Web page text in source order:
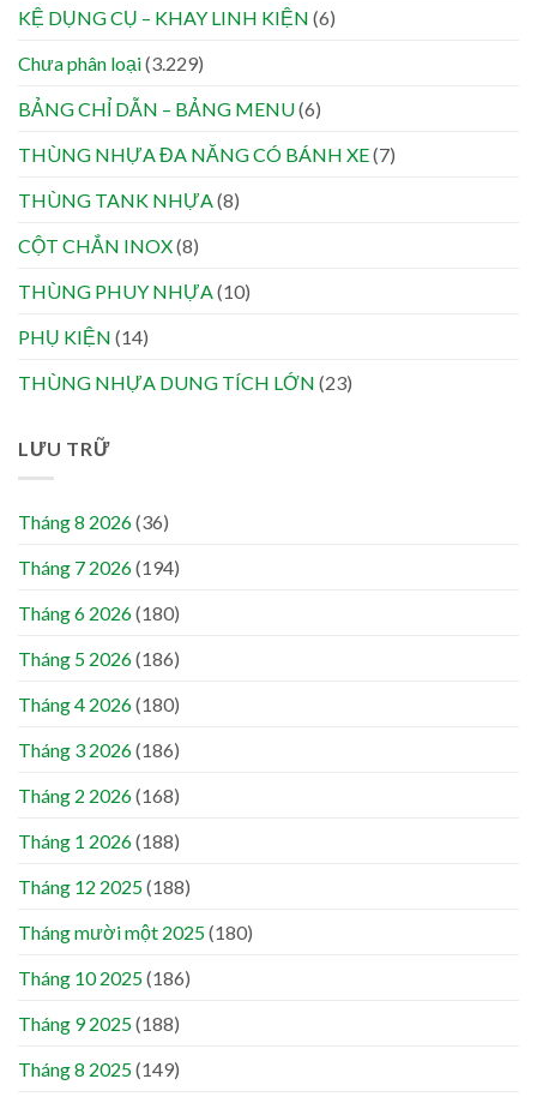
KỆ DỤNG CỤ – KHAY LINH KIỆN (6)
Chưa phân loại(3.229)
BẢNG CHỈ DẪN – BẢNG MENU(6)
THÙNG NHỰA ĐA NĂNG CÓ BÁNH XE(7)
THÙNG TANK NHỰA(8)
CỘT CHẮN INOX(8)
THÙNG PHUY NHỰA(10)
PHỤ KIỆN (14)
THÙNG NHỰA DUNG TÍCH LỚN (23)
LƯU TRỮ
Tháng 8 2026(36)
Tháng 7 2026(194)
Tháng 6 2026(180)
Tháng 5 2026(186)
Tháng 4 2026(180)
Tháng 3 2026(186)
Tháng 2 2026(168)
Tháng 1 2026(188)
Tháng 12 2025(188)
Tháng mười một 2025(180)
Tháng 10 2025(186)
Tháng 9 2025(188)
Tháng 8 2025(149)